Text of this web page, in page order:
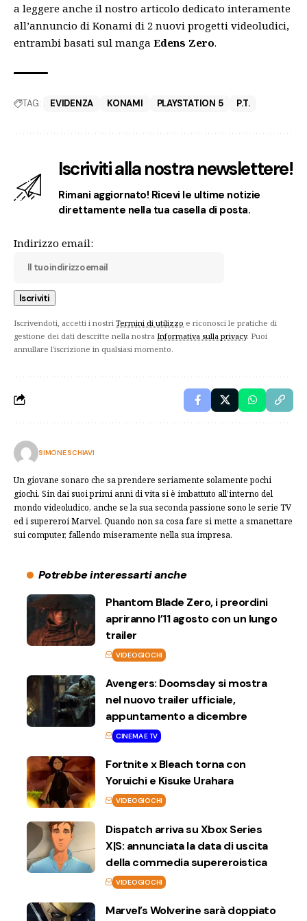
a leggere anche il nostro articolo dedicato interamente
all’annuncio di Konami di 2 nuovi progetti videoludici,
entrambi basati sul manga Edens Zero.
TAG: EVIDENZA KONAMI PLAYSTATION 5 P.T.
Iscriviti alla nostra newslettere!
Rimani aggiornato! Ricevi le ultime notizie
direttamente nella tua casella di posta.
Indirizzo email:
Iscrivendoti, accetti i nostri Termini di utilizzo e riconosci le pratiche di
gestione dei dati descritte nella nostra Informativa sulla privacy. Puoi
annullare l'iscrizione in qualsiasi momento.
SIMONE SCHIAVI
Un giovane sonaro che sa prendere seriamente solamente pochi
giochi. Sin dai suoi primi anni di vita si è imbattuto all’interno del
mondo videoludico, anche se la sua seconda passione sono le serie TV
ed i supereroi Marvel. Quando non sa cosa fare si mette a smanettare
sui computer, fallendo miseramente nella sua impresa.
Potrebbe interessarti anche
Phantom Blade Zero, i preordini
apriranno l’11 agosto con un lungo
trailer
VIDEOGIOCHI
Avengers: Doomsday si mostra
nel nuovo trailer ufficiale,
appuntamento a dicembre
CINEMA E TV
Fortnite x Bleach torna con
Yoruichi e Kisuke Urahara
VIDEOGIOCHI
Dispatch arriva su Xbox Series
X|S: annunciata la data di uscita
della commedia supereroistica
VIDEOGIOCHI
Marvel’s Wolverine sarà doppiato